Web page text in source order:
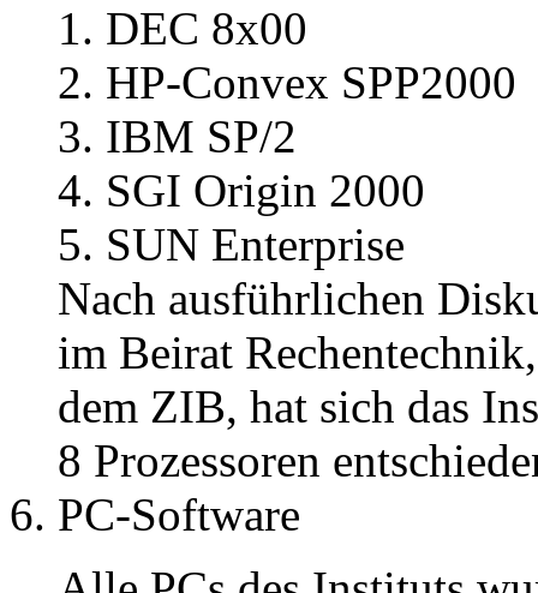
DEC 8x00
HP-Convex SPP2000
IBM SP/2
SGI Origin 2000
SUN Enterprise
Nach ausführlichen
im Beirat
dem ZIB, hat sich das
8 Prozessoren
PC-Software